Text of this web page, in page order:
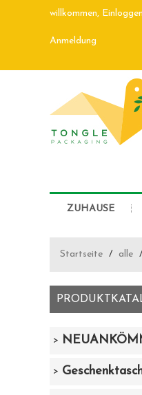
willkommen, Einloggen
Anmeldung
ZUHAUSE
Startseite / alle /